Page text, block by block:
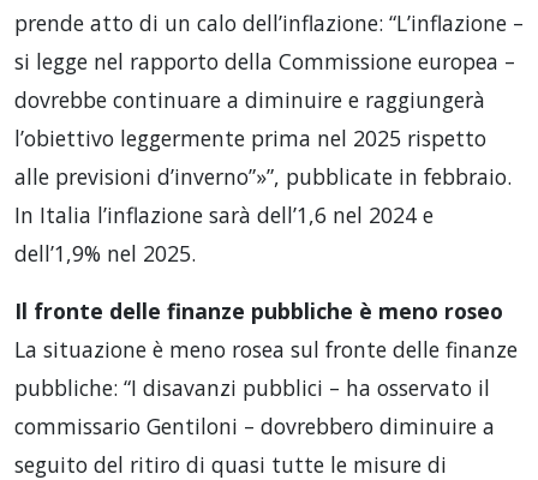
prende atto di un calo dell’inflazione: “L’inflazione –
si legge nel rapporto della Commissione europea –
dovrebbe continuare a diminuire e raggiungerà
l’obiettivo leggermente prima nel 2025 rispetto
alle previsioni d’inverno”»”, pubblicate in febbraio.
In Italia l’inflazione sarà dell’1,6 nel 2024 e
dell’1,9% nel 2025.
Il fronte delle finanze pubbliche è meno roseo
La situazione è meno rosea sul fronte delle finanze
pubbliche: “I disavanzi pubblici – ha osservato il
commissario Gentiloni – dovrebbero diminuire a
seguito del ritiro di quasi tutte le misure di